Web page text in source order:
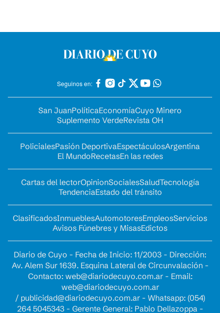
Seguinos en:
San JuanPolíticaEconomíaCuyo Minero
Suplemento VerdeRevista OH
PolicialesPasión DeportivaEspectáculosArgentina
El MundoRecetasEn las redes
Cartas del lectorOpinionSocialesSaludTecnología
TendenciaEstado del tránsito
ClasificadosInmueblesAutomotoresEmpleosServicios
Avisos Fúnebres y MisasEdictos
Diario de Cuyo - Fecha de Inicio: 11/2003 - Dirección:
Av. Alem Sur 1639. Esquina Lateral de Circunvalación -
Contacto: web@diariodecuyo.com.ar- Email:
web@diariodecuyo.com.ar
/ publicidad@diariodecuyo.com.ar- Whatsapp: (054)
264 5045343 - Gerente General: Pablo Dellazoppa -